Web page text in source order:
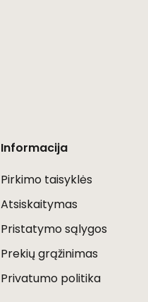
Informacija
Pirkimo taisyklės
Atsiskaitymas
Pristatymo sąlygos
Prekių grąžinimas
Privatumo politika